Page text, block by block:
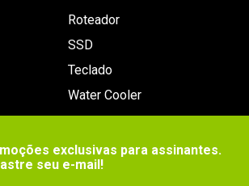
Roteador
SSD
Teclado
Water Cooler
exclusivas para assinantes.
seu e-mail!